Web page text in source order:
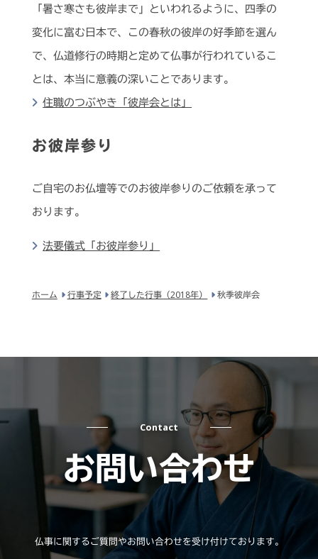
「暑さ寒さも彼岸まで」といわれるように、四季の
変化に富む日本で、この春秋の彼岸の好季節を選ん
で、仏道修行の時期と定めて仏事が行われているこ
とは、本当に意義の深いことであります。
住職のつぶやき「彼岸会とは」
お彼岸参り
ご自宅のお仏壇等でのお彼岸参りのご依頼を承って
おります。
法要儀式「お彼岸参り」
ホーム 行事予定 終了した行事（2018年） 秋季彼岸会
Contact
お問い合わせ
仏事に関するご質問やお問い合わせを受け付けております。